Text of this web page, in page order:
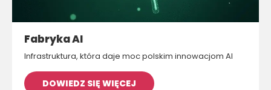
Fabryka AI
Infrastruktura, która daje moc polskim innowacjom AI
DOWIEDZ SIĘ WIĘCEJ